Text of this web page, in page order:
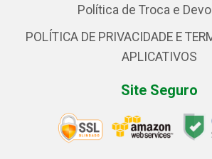
Política de Troca e
POLÍTICA DE PRIVACIDADE E
APLICATIVOS
Site Seguro